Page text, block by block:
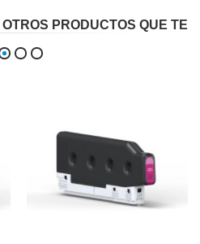
PRODUCTOS QUE TE